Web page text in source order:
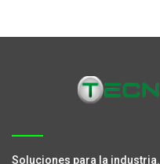
Soluciones para la industria.